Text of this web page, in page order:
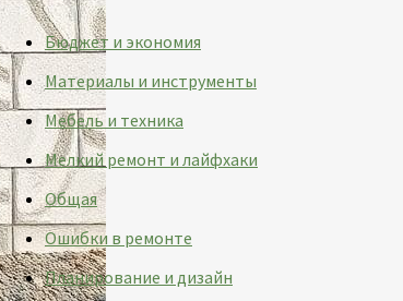
Бюджет и экономия
Материалы и инструменты
Мебель и техника
Мелкий ремонт и лайфхаки
Общая
Ошибки в ремонте
Планирование и дизайн